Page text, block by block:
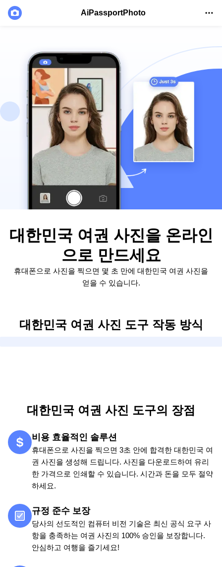
AiPassportPhoto
대한민국 여권 사진을 온라인
으로 만드세요
휴대폰으로 사진을 찍으면 몇 초 만에 대한민국 여권 사진을
얻을 수 있습니다.
대한민국 여권 사진 도구 작동 방식
대한민국 여권 사진 도구의 장점
비용 효율적인 솔루션
휴대폰으로 사진을 찍으면 3초 안에 합격한 대한민국 여
권 사진을 생성해 드립니다. 사진을 다운로드하여 유리
한 가격으로 인쇄할 수 있습니다. 시간과 돈을 모두 절약
하세요.
규정 준수 보장
당사의 선도적인 컴퓨터 비전 기술은 최신 공식 요구 사
항을 충족하는 여권 사진의 100% 승인을 보장합니다.
안심하고 여행을 즐기세요!